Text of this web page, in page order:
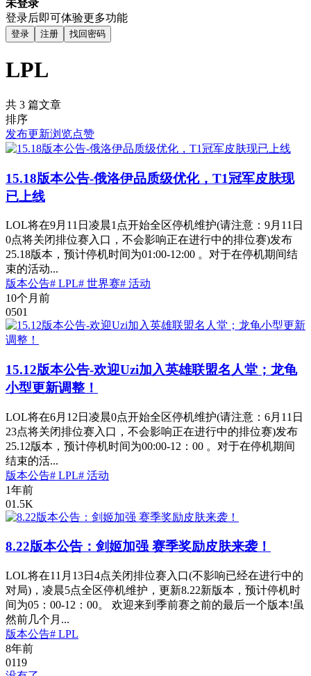
未登录
登录后即可体验更多功能
登录 注册 找回密码
LPL
共 3 篇文章
排序
发布更新浏览点赞
15.18版本公告-俄洛伊品质级优化，T1冠军皮肤现
已上线
LOL将在9月11日凌晨1点开始全区停机维护(请注意：9月11日
0点将关闭排位赛入口，不会影响正在进行中的排位赛)发布
25.18版本，预计停机时间为01:00-12:00 。对于在停机期间结
束的活动...
版本公告# LPL# 世界赛# 活动
10个月前
0501
15.12版本公告-欢迎Uzi加入英雄联盟名人堂；龙龟
小型更新调整！
LOL将在6月12日凌晨0点开始全区停机维护(请注意：6月11日
23点将关闭排位赛入口，不会影响正在进行中的排位赛)发布
25.12版本，预计停机时间为00:00-12：00 。对于在停机期间
结束的活...
版本公告# LPL# 活动
1年前
01.5K
8.22版本公告：剑姬加强 赛季奖励皮肤来袭！
LOL将在11月13日4点关闭排位赛入口(不影响已经在进行中的
对局)，凌晨5点全区停机维护，更新8.22新版本，预计停机时
间为05：00-12：00。 欢迎来到季前赛之前的最后一个版本!虽
然前几个月...
版本公告# LPL
8年前
0119